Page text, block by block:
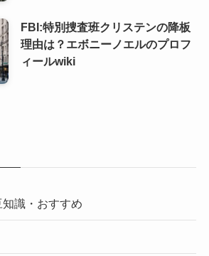
FBI:特別捜査班クリステンの降板
理由は？エボニーノエルのプロフ
ィールwiki
識・おすすめ